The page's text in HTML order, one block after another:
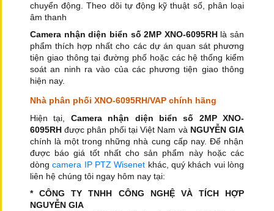
chuyển động. Theo dõi tự động kỹ thuật số, phân loại
âm thanh
Camera nhận diện biển số 2MP XNO-6095RHlà sản
phẩm thích hợp nhất cho các dự án quan sát phương
tiện giao thông tại đường phố hoặc các hệ thống kiểm
soát an ninh ra vào của các phương tiện giao thông
hiện nay.
Nhà phân phối XNO-6095RH/VAP chính hãng
Hiện tại, Camera nhận diện biển số 2MP XNO-
6095RHđược phân phối tại Việt Nam và NGUYỄN GIA
chính là một trong những nhà cung cấp nay. Để nhận
được báo giá tốt nhất cho sản phẩm này hoặc các
dòngcamera IP PTZ Wisenet khác, quý khách vui lòng
liên hệ chúng tôi ngay hôm nay tại:
* CÔNG TY TNHH CÔNG NGHỆ VÀ TÍCH HỢP
NGUYỄN GIA